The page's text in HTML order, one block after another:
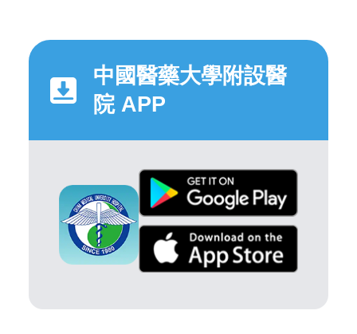
中國醫藥大學附設醫
院 APP